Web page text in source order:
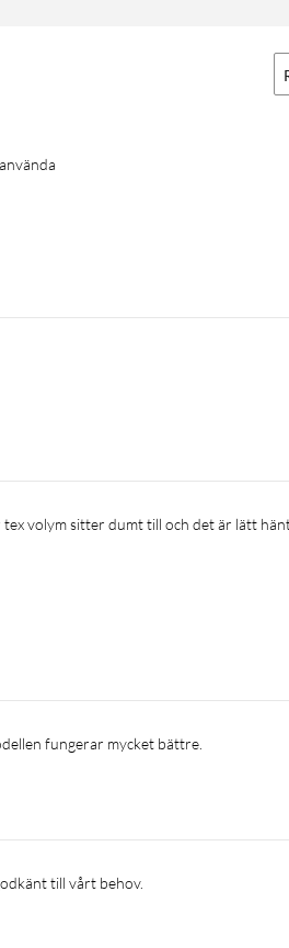
fungerar mycket bättre.
till vårt behov.